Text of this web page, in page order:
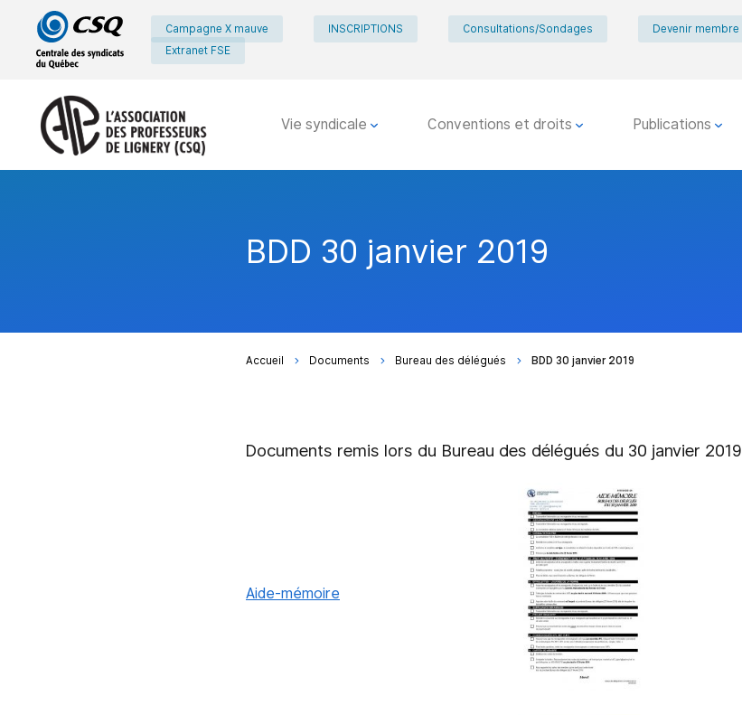
Passer
menu
principal
Passer
contenu
Campagne X mauve INSCRIPTIONS Consultations/Sondages Devenir membre
Extranet FSE
Vie syndicale Conventions et droits Publications
BDD 30 janvier 2019
Accueil Documents Bureau des délégués BDD 30 janvier 2019
Documents remis lors du Bureau des délégués du 30 janvier 2019
Aide-mémoire